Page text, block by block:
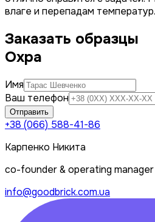
влаге и перепадам температур.
Заказать образцы
Охра
Имя
Ваш телефон
Отправить
+38 (066) 588-41-86
Карпенко Никита
co-founder & operating manager
info@goodbrick.com.ua